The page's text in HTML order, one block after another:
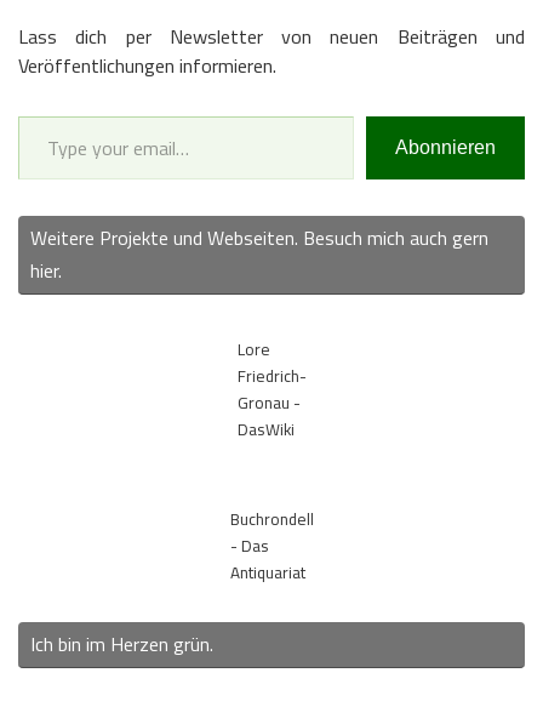
Lass dich per Newsletter von neuen Beiträgen und
Veröffentlichungen informieren.
Type your email…
Abonnieren
Weitere Projekte und Webseiten. Besuch mich auch gern
hier.
Lore
Friedrich-
Gronau -
DasWiki
Buchrondell
- Das
Antiquariat
Ich bin im Herzen grün.